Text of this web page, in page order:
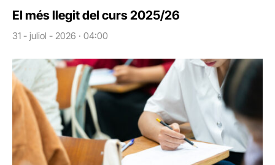
El més llegit del curs 2025/26
31 - juliol - 2026 · 04:00